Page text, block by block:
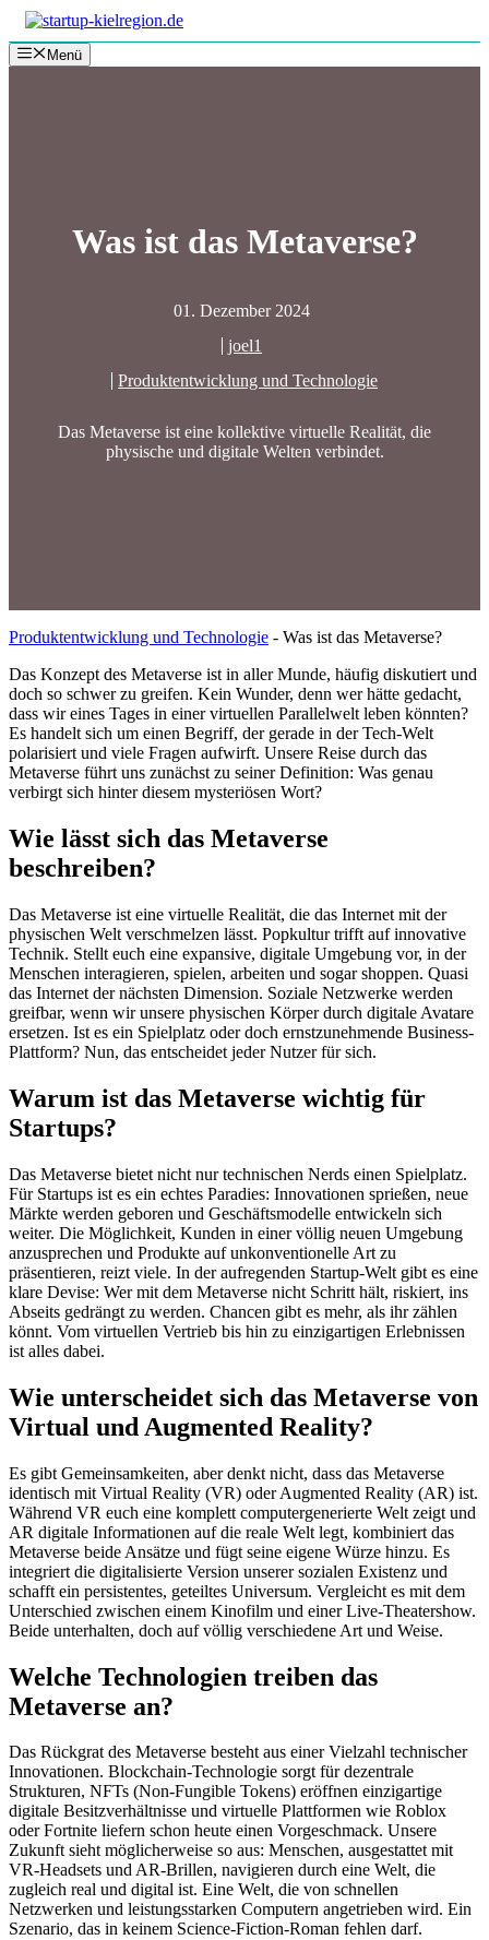
Zum
Inhalt
springenMenü
Was ist das Metaverse?
01. Dezember 2024
joel1
Produktentwicklung und Technologie
Das Metaverse ist eine kollektive virtuelle Realität, die
physische und digitale Welten verbindet.
Produktentwicklung und Technologie - Was ist das Metaverse?
Das Konzept des Metaverse ist in aller Munde, häufig diskutiert und
doch so schwer zu greifen. Kein Wunder, denn wer hätte gedacht,
dass wir eines Tages in einer virtuellen Parallelwelt leben könnten?
Es handelt sich um einen Begriff, der gerade in der Tech-Welt
polarisiert und viele Fragen aufwirft. Unsere Reise durch das
Metaverse führt uns zunächst zu seiner Definition: Was genau
verbirgt sich hinter diesem mysteriösen Wort?
Wie lässt sich das Metaverse
beschreiben?
Das Metaverse ist eine virtuelle Realität, die das Internet mit der
physischen Welt verschmelzen lässt. Popkultur trifft auf innovative
Technik. Stellt euch eine expansive, digitale Umgebung vor, in der
Menschen interagieren, spielen, arbeiten und sogar shoppen. Quasi
das Internet der nächsten Dimension. Soziale Netzwerke werden
greifbar, wenn wir unsere physischen Körper durch digitale Avatare
ersetzen. Ist es ein Spielplatz oder doch ernstzunehmende Business-
Plattform? Nun, das entscheidet jeder Nutzer für sich.
Warum ist das Metaverse wichtig für
Startups?
Das Metaverse bietet nicht nur technischen Nerds einen Spielplatz.
Für Startups ist es ein echtes Paradies: Innovationen sprießen, neue
Märkte werden geboren und Geschäftsmodelle entwickeln sich
weiter. Die Möglichkeit, Kunden in einer völlig neuen Umgebung
anzusprechen und Produkte auf unkonventionelle Art zu
präsentieren, reizt viele. In der aufregenden Startup-Welt gibt es eine
klare Devise: Wer mit dem Metaverse nicht Schritt hält, riskiert, ins
Abseits gedrängt zu werden. Chancen gibt es mehr, als ihr zählen
könnt. Vom virtuellen Vertrieb bis hin zu einzigartigen Erlebnissen
ist alles dabei.
Wie unterscheidet sich das Metaverse von
Virtual und Augmented Reality?
Es gibt Gemeinsamkeiten, aber denkt nicht, dass das Metaverse
identisch mit Virtual Reality (VR) oder Augmented Reality (AR) ist.
Während VR euch eine komplett computergenerierte Welt zeigt und
AR digitale Informationen auf die reale Welt legt, kombiniert das
Metaverse beide Ansätze und fügt seine eigene Würze hinzu. Es
integriert die digitalisierte Version unserer sozialen Existenz und
schafft ein persistentes, geteiltes Universum. Vergleicht es mit dem
Unterschied zwischen einem Kinofilm und einer Live-Theatershow.
Beide unterhalten, doch auf völlig verschiedene Art und Weise.
Welche Technologien treiben das
Metaverse an?
Das Rückgrat des Metaverse besteht aus einer Vielzahl technischer
Innovationen. Blockchain-Technologie sorgt für dezentrale
Strukturen, NFTs (Non-Fungible Tokens) eröffnen einzigartige
digitale Besitzverhältnisse und virtuelle Plattformen wie Roblox
oder Fortnite liefern schon heute einen Vorgeschmack. Unsere
Zukunft sieht möglicherweise so aus: Menschen, ausgestattet mit
VR-Headsets und AR-Brillen, navigieren durch eine Welt, die
zugleich real und digital ist. Eine Welt, die von schnellen
Netzwerken und leistungsstarken Computern angetrieben wird. Ein
Szenario, das in keinem Science-Fiction-Roman fehlen darf.